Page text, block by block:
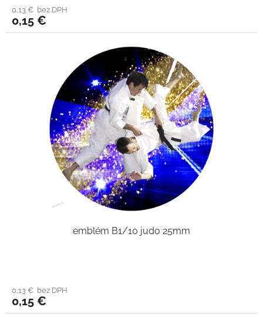
0,13 € bez DPH
0,15 €
emblém B1/10 judo 25mm
0,13 € bez DPH
0,15 €